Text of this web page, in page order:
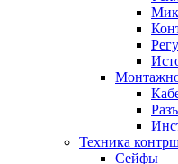
Техника
Сейфы